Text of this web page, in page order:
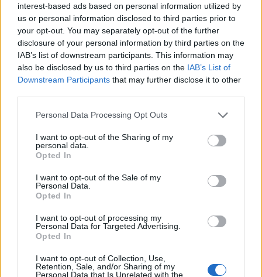
interest-based ads based on personal information utilized by
us or personal information disclosed to third parties prior to
your opt-out. You may separately opt-out of the further
disclosure of your personal information by third parties on the
IAB’s list of downstream participants. This information may
also be disclosed by us to third parties on the IAB’s List of
Downstream Participants that may further disclose it to other
Please note that this website/app uses one or more Google
not limited to your visit or usage behaviour. You may click to
grant or deny consent to Google and its third-party tags to
use your data for below specified purposes in below Google
consent section.
Personal Data Processing Opt Outs
I want to opt-out of the Sharing of my
personal data.
Opted In
I want to opt-out of the Sale of my
Personal Data.
Opted In
I want to opt-out of processing my
Personal Data for Targeted Advertising.
Opted In
I want to opt-out of Collection, Use,
Retention, Sale, and/or Sharing of my
Personal Data that Is Unrelated with the
Tető, ami évtizedeken át gondoskodik a családról
tetőcserepet!